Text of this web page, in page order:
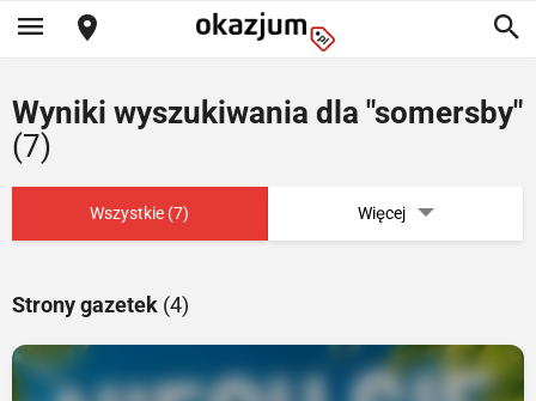
Wyniki wyszukiwania dla "somersby"
(7)
Wszystkie (7) Więcej
Strony gazetek (4)